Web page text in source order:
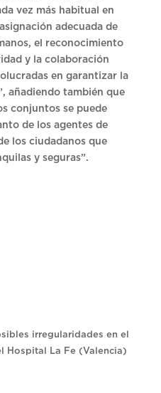
vez más habitual en
adecuada de
el reconocimiento
y la colaboración
en garantizar la
añadiendo también que
conjuntos se puede
de los agentes de
los ciudadanos que
y seguras”.
irregularidades en el
Hospital La Fe (Valencia)